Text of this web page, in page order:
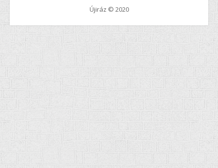
Újiráz © 2020